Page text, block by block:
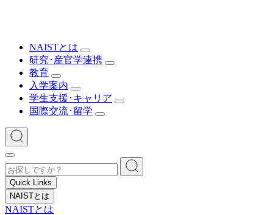
NAISTとは
研究･産官学連携
教育
入学案内
学生支援･キャリア
国際交流･留学
Quick Links
NAISTとは
NAISTとは